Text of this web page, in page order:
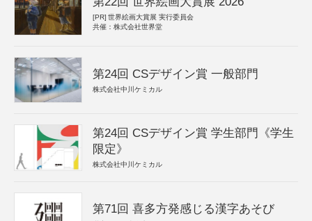
[PR] 世界絵画大賞展 実行委員会
共催：株式会社世界堂
第24回 CSデザイン賞 一般部門
株式会社中川ケミカル
第24回 CSデザイン賞 学生部門《学生
限定》
株式会社中川ケミカル
第71回 喜多方発感じる漢字あそび